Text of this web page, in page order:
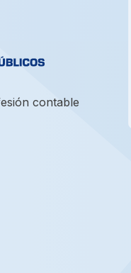
contable